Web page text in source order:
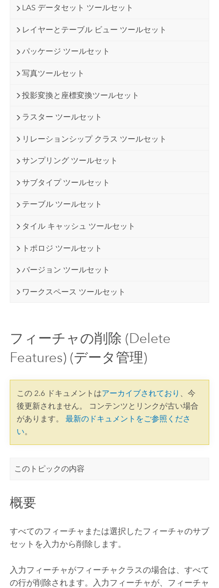
LAS データセット ツールセット
レイヤーとテーブル ビュー ツールセット
パッケージ ツールセット
写真ツールセット
投影変換と座標変換ツールセット
ラスター ツールセット
リレーションシップ クラス ツールセット
サンプリング ツールセット
サブタイプ ツールセット
テーブル ツールセット
タイル キャッシュ ツールセット
トポロジ ツールセット
バージョン ツールセット
ワークスペース ツールセット
フィーチャの削除 (Delete
Features) (データ管理)
この 2.6 ドキュメントはアーカイブされており
、今
後更新されません。 コンテンツとリンクが古い場合
があります。 最新のドキュメントをご参照くださ
い。
このトピックの内容
概要
すべてのフィーチャまたは選択したフィーチャのサブ
セットを入力から削除します。
入力フィーチャがフィーチャクラスの場合は、すべて
の行が削除されます。入力フィーチャが、フィーチャ